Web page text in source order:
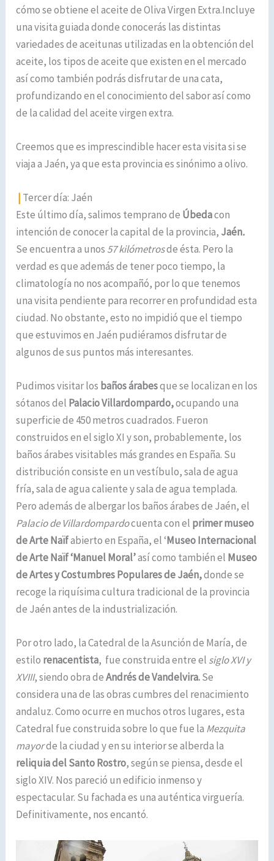
cómo se obtiene el aceite de Oliva Virgen Extra.Incluye
una visita guiada donde conocerás las distintas
variedades de aceitunas utilizadas en la obtención del
aceite, los tipos de aceite que existen en el mercado
así como también podrás disfrutar de una cata,
profundizando en el conocimiento del sabor así como
de la calidad del aceite virgen extra.
Creemos que es imprescindible hacer esta visita si se
viaja a Jaén, ya que esta provincia es sinónimo a olivo.
| Tercer día: Jaén
Este último día, salimos temprano de Úbedacon
intención de conocer la capital de la provincia, Jaén.
Se encuentra a unos 57 kilómetrosde ésta. Pero la
verdad es que además de tener poco tiempo, la
climatología no nos acompañó, por lo que tenemos
una visita pendiente para recorrer en profundidad esta
ciudad. No obstante, esto no impidió que el tiempo
que estuvimos en Jaén pudiéramos disfrutar de
algunos de sus puntos más interesantes.
Pudimos visitar los baños árabesque se localizan en los
sótanos del Palacio Villardompardo,ocupando una
superficie de 450 metros cuadrados. Fueron
construidos en el siglo XI y son, probablemente, los
baños árabes visitables más grandes en España. Su
distribución consiste en un vestíbulo, sala de agua
fría, sala de agua caliente y sala de agua templada.
Pero además de albergar los baños árabes de Jaén, el
Palacio de Villardompardocuenta con el primer museo
de Arte Naïfabierto en España, el ‘Museo Internacional
de Arte Naïf ‘Manuel Moral’así como también el Museo
de Artes y Costumbres Populares de Jaén,donde se
recoge la riquísima cultura tradicional de la provincia
de Jaén antes de la industrialización.
Por otro lado, la Catedral de la Asunción de María, de
estilo renacentista, fue construida entre el siglo XVI y
XVIII, siendo obra deAndrés de Vandelvira.Se
considera una de las obras cumbres del renacimiento
andaluz. Como ocurre en muchos otros lugares, esta
Catedral fue construida sobre lo que fue la Mezquita
mayorde la ciudad y en su interior se alberda la
reliquia del Santo Rostro, según se piensa, desde el
siglo XIV. Nos pareció un edificio inmenso y
espectacular. Su fachada es una auténtica virguería.
Definitivamente, nos encantó.